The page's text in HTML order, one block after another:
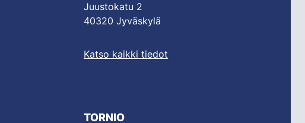
Juustokatu 2
40320 Jyväskylä
Katso kaikki tiedot
TORNIO